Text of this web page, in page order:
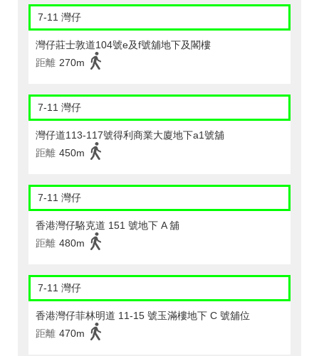
7-11 灣仔
灣仔莊士敦道104號e及f號舖地下及閣樓
距離 270m
7-11 灣仔
灣仔道113-117號得利商業大廈地下a1號舖
距離 450m
7-11 灣仔
香港灣仔駱克道 151 號地下 A 舖
距離 480m
7-11 灣仔
香港灣仔菲林明道 11-15 號玉滿樓地下 C 號舖位
距離 470m